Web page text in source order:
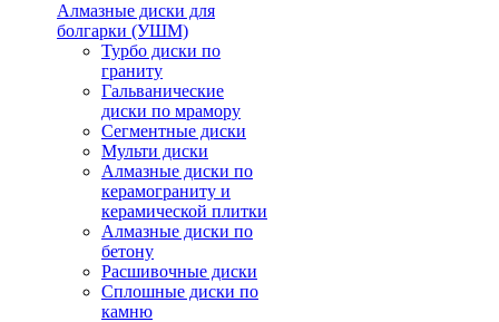
Алмазные диски для
болгарки (УШМ)
Турбо диски по
граниту
Гальванические
диски по мрамору
Сегментные диски
Мульти диски
Алмазные диски по
керамограниту и
керамической плитки
Алмазные диски по
бетону
Расшивочные диски
Сплошные диски по
камню